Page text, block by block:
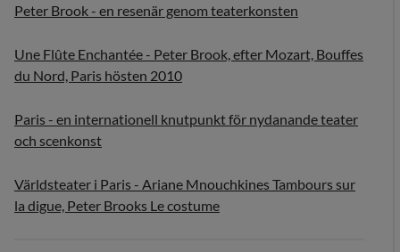
Peter Brook - en resenär genom teaterkonsten
Une Flûte Enchantée - Peter Brook, efter Mozart, Bouffes
du Nord, Paris hösten 2010
Paris - en internationell knutpunkt för nydanande teater
och scenkonst
Världsteater i Paris - Ariane Mnouchkines Tambours sur
la digue, Peter Brooks Le costume